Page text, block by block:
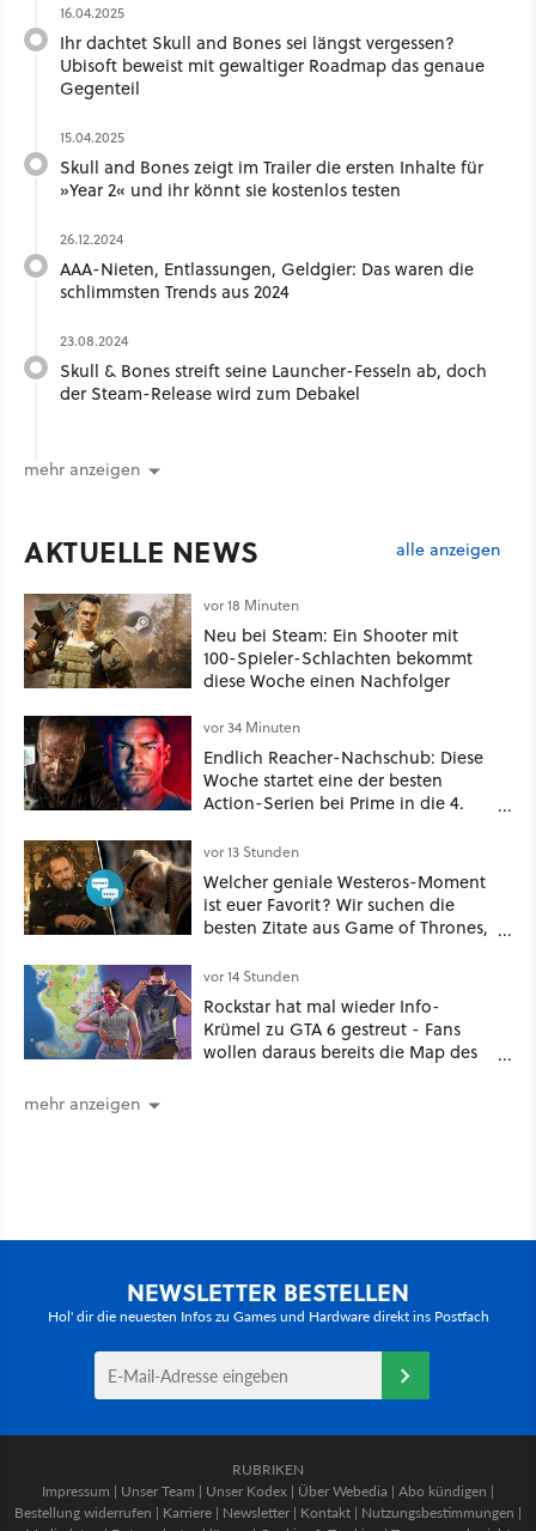
16.04.2025
Ihr dachtet Skull and Bones sei längst vergessen?
Ubisoft beweist mit gewaltiger Roadmap das genaue
Gegenteil
15.04.2025
Skull and Bones zeigt im Trailer die ersten Inhalte für
»Year 2« und ihr könnt sie kostenlos testen
26.12.2024
AAA-Nieten, Entlassungen, Geldgier: Das waren die
schlimmsten Trends aus 2024
23.08.2024
Skull & Bones streift seine Launcher-Fesseln ab, doch
der Steam-Release wird zum Debakel
mehr anzeigen
AKTUELLE NEWS alle anzeigen
vor 18 Minuten
Neu bei Steam: Ein Shooter mit
100-Spieler-Schlachten bekommt
diese Woche einen Nachfolger
vor 34 Minuten
Endlich Reacher-Nachschub: Diese
Woche startet eine der besten
Action-Serien bei Prime in die 4.
vor 13 Stunden
Welcher geniale Westeros-Moment
ist euer Favorit? Wir suchen die
besten Zitate aus Game of Thrones,
the Seven Kingdoms
vor 14 Stunden
Rockstar hat mal wieder Info-
Krümel zu GTA 6 gestreut - Fans
wollen daraus bereits die Map des
mehr anzeigen
NEWSLETTER BESTELLEN
Hol' dir die neuesten Infos zu Games und Hardware direkt ins Postfach
RUBRIKEN
Impressum | Unser Team | Unser Kodex | Über Webedia | Abo kündigen |
Bestellung widerrufen | Karriere | Newsletter | Kontakt | Nutzungsbestimmungen |